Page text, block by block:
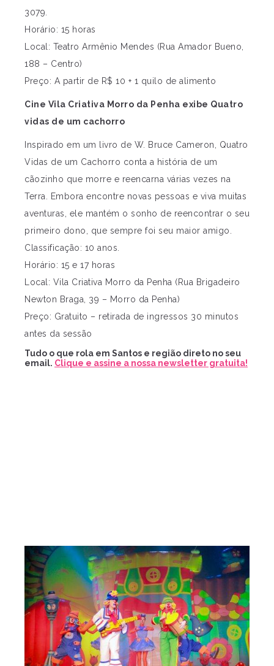
3079.
Horário: 15 horas
Local: Teatro Armênio Mendes (Rua Amador Bueno,
188 – Centro)
Preço: A partir de R$ 10 + 1 quilo de alimento
Cine Vila Criativa Morro da Penha exibe Quatro
vidas de um cachorro
Inspirado em um livro de W. Bruce Cameron, Quatro
Vidas de um Cachorro conta a história de um
cãozinho que morre e reencarna várias vezes na
Terra. Embora encontre novas pessoas e viva muitas
aventuras, ele mantém o sonho de reencontrar o seu
primeiro dono, que sempre foi seu maior amigo.
Classificação: 10 anos.
Horário: 15 e 17 horas
Local: Vila Criativa Morro da Penha (Rua Brigadeiro
Newton Braga, 39 – Morro da Penha)
Preço: Gratuito – retirada de ingressos 30 minutos
antes da sessão
Tudo o que rola em Santos e região direto no seu
email. Clique e assine a nossa newsletter gratuita!